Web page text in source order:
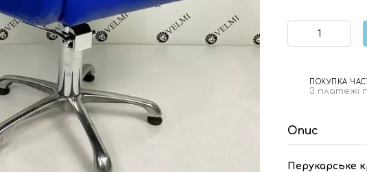
ПОКУПКА
3 платежі
Опис
Перукарське